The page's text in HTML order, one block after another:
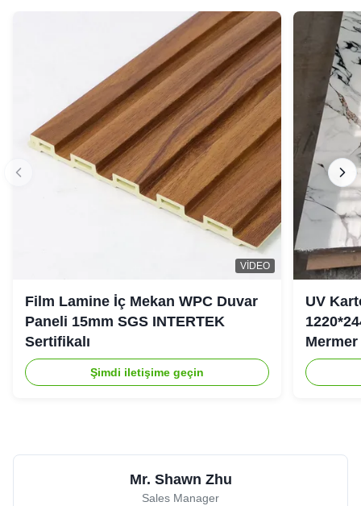
VIDEO
Film Lamine İç Mekan WPC Duvar
Paneli 15mm SGS INTERTEK
Sertifikalı
Şimdi iletişime geçin
UV
Mr. Shawn Zhu
Sales Manager